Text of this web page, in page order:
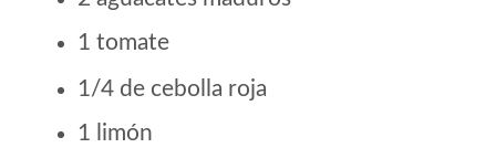
1 tomate
1/4 de cebolla roja
1 limón